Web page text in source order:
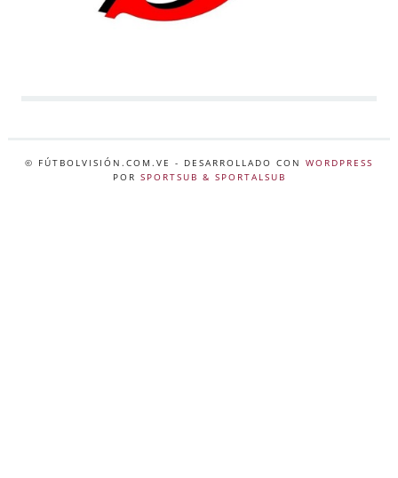
© FÚTBOLVISIÓN.COM.VE - DESARROLLADO CON WORDPRESS
POR SPORTSUB & SPORTALSUB